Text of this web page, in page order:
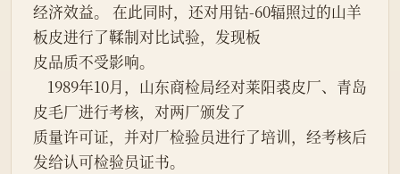
经济效益。 在此同时，还对用钴-60辐照过的山羊
板皮进行了鞣制对比试验，发现板
皮品质不受影响。
皮毛厂进行考核，对两厂颁发了
质量许可证，并对厂检验员进行了培训，经考核后
发给认可检验员证书。